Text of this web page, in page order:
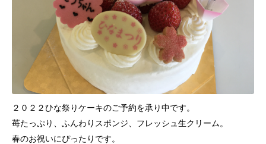
２０２２ひな祭りケーキのご予約を承り中です。
苺たっぷり、ふんわりスポンジ、フレッシュ生クリーム。
春のお祝いにぴったりです。